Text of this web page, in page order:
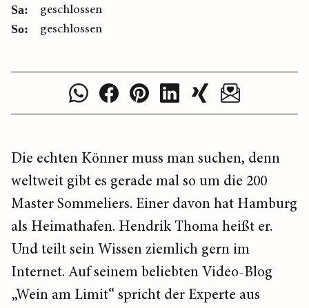
Sa: geschlossen
So: geschlossen
Die echten Könner muss man suchen, denn
weltweit gibt es gerade mal so um die 200
Master Sommeliers. Einer davon hat Hamburg
als Heimathafen. Hendrik Thoma heißt er.
Und teilt sein Wissen ziemlich gern im
Internet. Auf seinem beliebten Video-Blog
„Wein am Limit“ spricht der Experte aus